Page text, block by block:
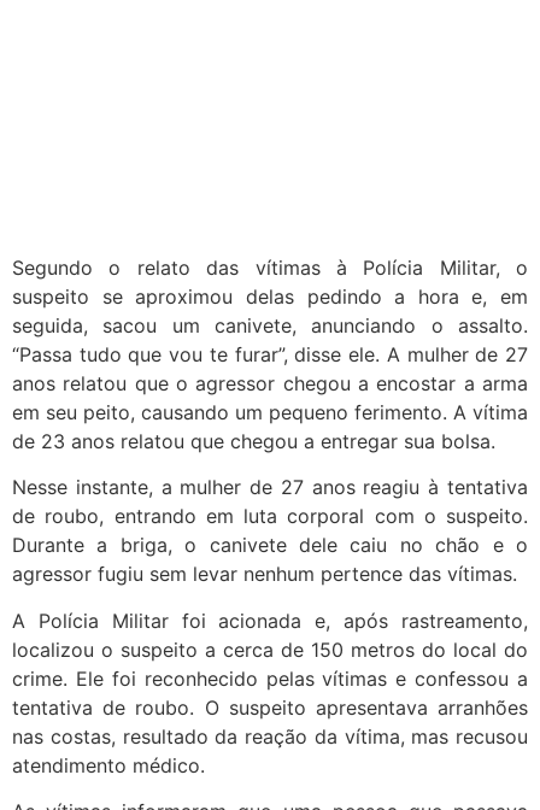
Segundo o relato das vítimas à Polícia Militar, o
suspeito se aproximou delas pedindo a hora e, em
seguida, sacou um canivete, anunciando o assalto.
“Passa tudo que vou te furar”, disse ele. A mulher de 27
anos relatou que o agressor chegou a encostar a arma
em seu peito, causando um pequeno ferimento. A vítima
de 23 anos relatou que chegou a entregar sua bolsa.
Nesse instante, a mulher de 27 anos reagiu à tentativa
de roubo, entrando em luta corporal com o suspeito.
Durante a briga, o canivete dele caiu no chão e o
agressor fugiu sem levar nenhum pertence das vítimas.
A Polícia Militar foi acionada e, após rastreamento,
localizou o suspeito a cerca de 150 metros do local do
crime. Ele foi reconhecido pelas vítimas e confessou a
tentativa de roubo. O suspeito apresentava arranhões
nas costas, resultado da reação da vítima, mas recusou
atendimento médico.